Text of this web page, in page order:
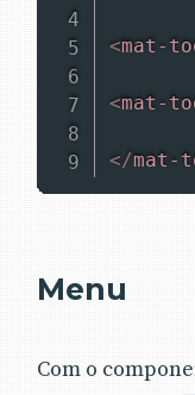
<mat-
<mat-
</mat-
Menu
Com o